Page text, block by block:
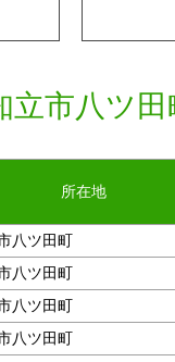
立市八ツ
所在地
八ツ田町
八ツ田町
八ツ田町
八ツ田町